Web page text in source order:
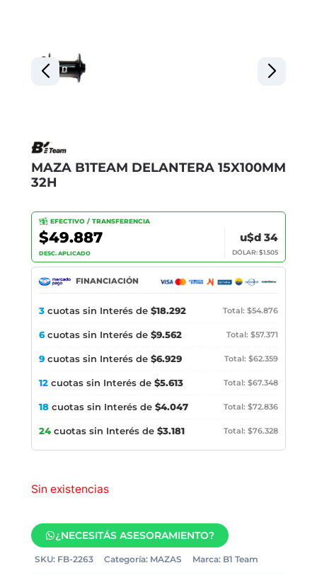
MAZA B1TEAM DELANTERA 15X100MM
32H
EFECTIVO / TRANSFERENCIA
$49.887
DESC. APLICADO
u$d 34
DÓLAR: $1.505
FINANCIACIÓN
3 cuotas sin Interés de $18.292 Total: $54.876
6cuotas sin Interés de $9.562 Total: $57.371
9 cuotas sin Interés de $6.929 Total: $62.359
12 cuotas sin Interés de $5.613 Total: $67.348
18 cuotas sin Interés de $4.047 Total: $72.836
24 cuotas sin Interés de $3.181 Total: $76.328
Sin existencias
¿NECESITÁS ASESORAMIENTO?
SKU: FB-2263 Categoría: MAZAS Marca: B1 Team